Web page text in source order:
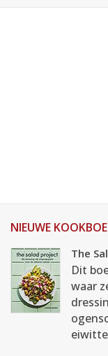
NIEUWE
The
Dit
waar